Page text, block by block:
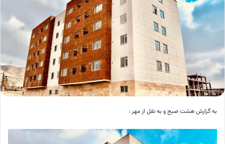
به گزارش هشت صبح و به نقل از مهر :